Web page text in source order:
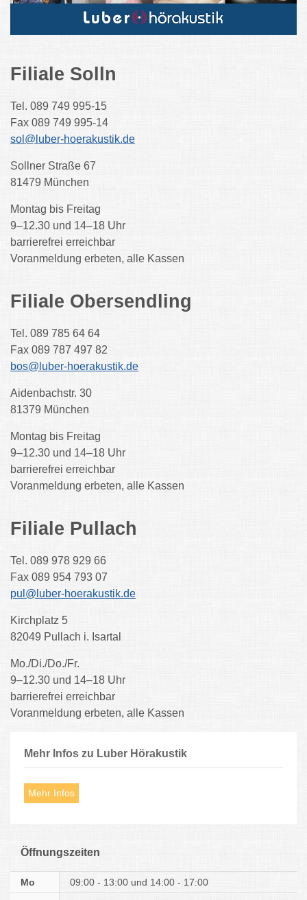
Filiale Solln
Tel. 089 749 995-15
Fax 089 749 995-14
sol@luber-hoerakustik.de
Sollner Straße 67
81479 München
Montag bis Freitag
9–12.30 und 14–18 Uhr
barrierefrei erreichbar
Voranmeldung erbeten, alle Kassen
Filiale Obersendling
Tel. 089 785 64 64
Fax 089 787 497 82
bos@luber-hoerakustik.de
Aidenbachstr. 30
81379 München
Montag bis Freitag
9–12.30 und 14–18 Uhr
barrierefrei erreichbar
Voranmeldung erbeten, alle Kassen
Filiale Pullach
Tel. 089 978 929 66
Fax 089 954 793 07
pul@luber-hoerakustik.de
Kirchplatz 5
82049 Pullach i. Isartal
Mo./Di./Do./Fr.
9–12.30 und 14–18 Uhr
barrierefrei erreichbar
Voranmeldung erbeten, alle Kassen
Mehr Infos zu Luber Hörakustik
Mehr Infos
Öffnungszeiten
Mo 09:00 - 13:00
14:00 - 17:00